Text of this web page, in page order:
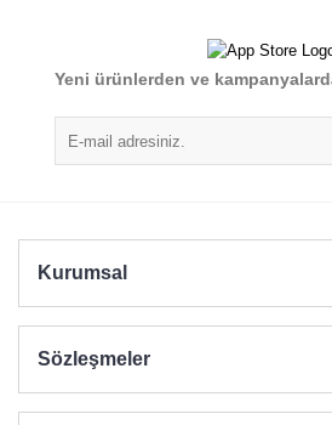
Yorum Yaz
Ürün resmi kalitesiz, bozuk veya
Ürün açıklamasında eksik bilgiler
Ürün bilgilerinde hatalar bulunuyor.
Yeni ürünlerden ve
Kurumsal
Sözleşmeler